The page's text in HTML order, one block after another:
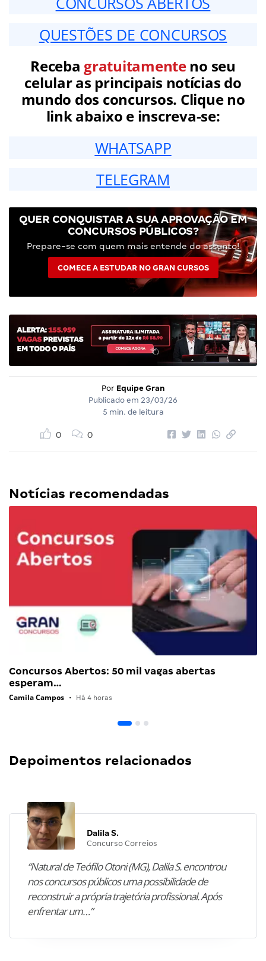
QUESTÕES DE CONCURSOS
Receba gratuitamenteno seu
celular as principais notícias do
mundo dos concursos. Clique no
link abaixo e inscreva-se:
WHATSAPP
TELEGRAM
QUER CONQUISTAR A SUA APROVAÇÃO EM
CONCURSOS PÚBLICOS?
Prepare-se com quem mais entende do assunto!
COMECE A ESTUDAR NO GRAN CURSOS
Por Equipe Gran
Publicado em 23/03/26
5 min. de leitura
0 0
Notícias recomendadas
Concursos Abertos: 50 mil vagas abertas
esperam…
Camila Campos • Há 4 horas
Depoimentos relacionados
Dalila S.
Concurso Correios
“Natural de Teófilo Otoni (MG), Dalila S. encontrou
nos concursos públicos uma possibilidade de
reconstruir a própria trajetória profissional. Após
enfrentar um…”